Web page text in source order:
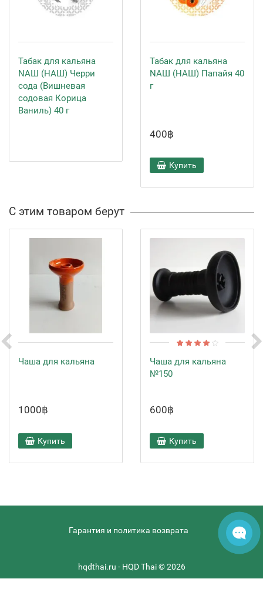
Табак для кальяна
NАШ (НАШ) Черри
сода (Вишневая
содовая Корица
Ваниль) 40 г
Табак для кальяна
NАШ (НАШ) Папайя 40
г
400฿
Купить
С этим товаром берут
Чаша для кальяна
1000฿
Купить
Чаша для кальяна
№150
600฿
Купить
Гарантия и политика возврата
hqdthai.ru - HQD Thai © 2026